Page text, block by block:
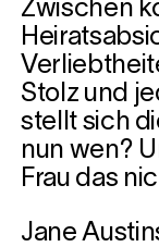
Zwischen
Stolz und
stellt sich
nun wen?
Frau das
Jane